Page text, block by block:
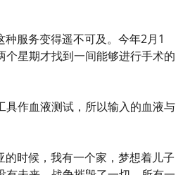
服务变得遥不可及。今年2月1
星期才找到一间能够进行手术的
作血液测试，所以输入的血液与
时候，我有一个家，梦想着儿子